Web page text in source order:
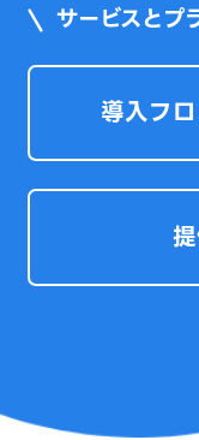
サービスとプ
導入フ